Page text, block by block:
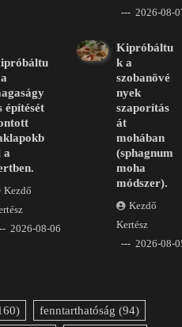
2026-08-
építését
a
Kezdő
2026-08-06
Kipróbáltu
k a
szobanövé
nyek
szaporítás
át
mohában
(sphagnum
moha
módszer).
Kezdő
Kertész
2026-08-
fenntarthatóság (94)